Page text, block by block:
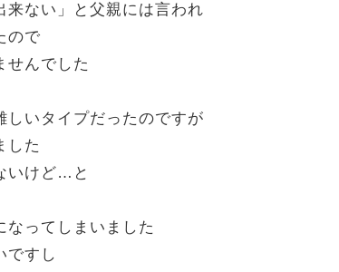
来ない」と父親には言われ
ので
せんでした
しいタイプだったのですが
した
いけど…と
なってしまいました
ですし